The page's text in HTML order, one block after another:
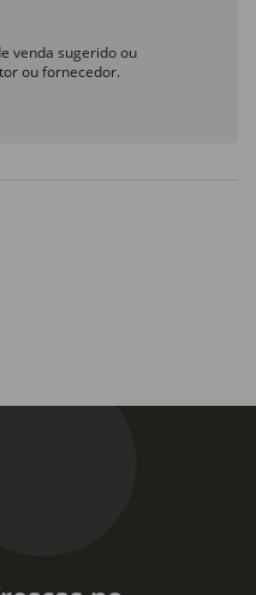
venda sugerido ou
ou fornecedor.